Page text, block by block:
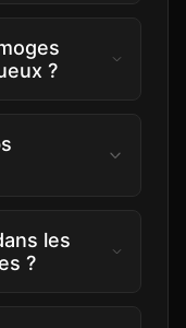
?
les
?